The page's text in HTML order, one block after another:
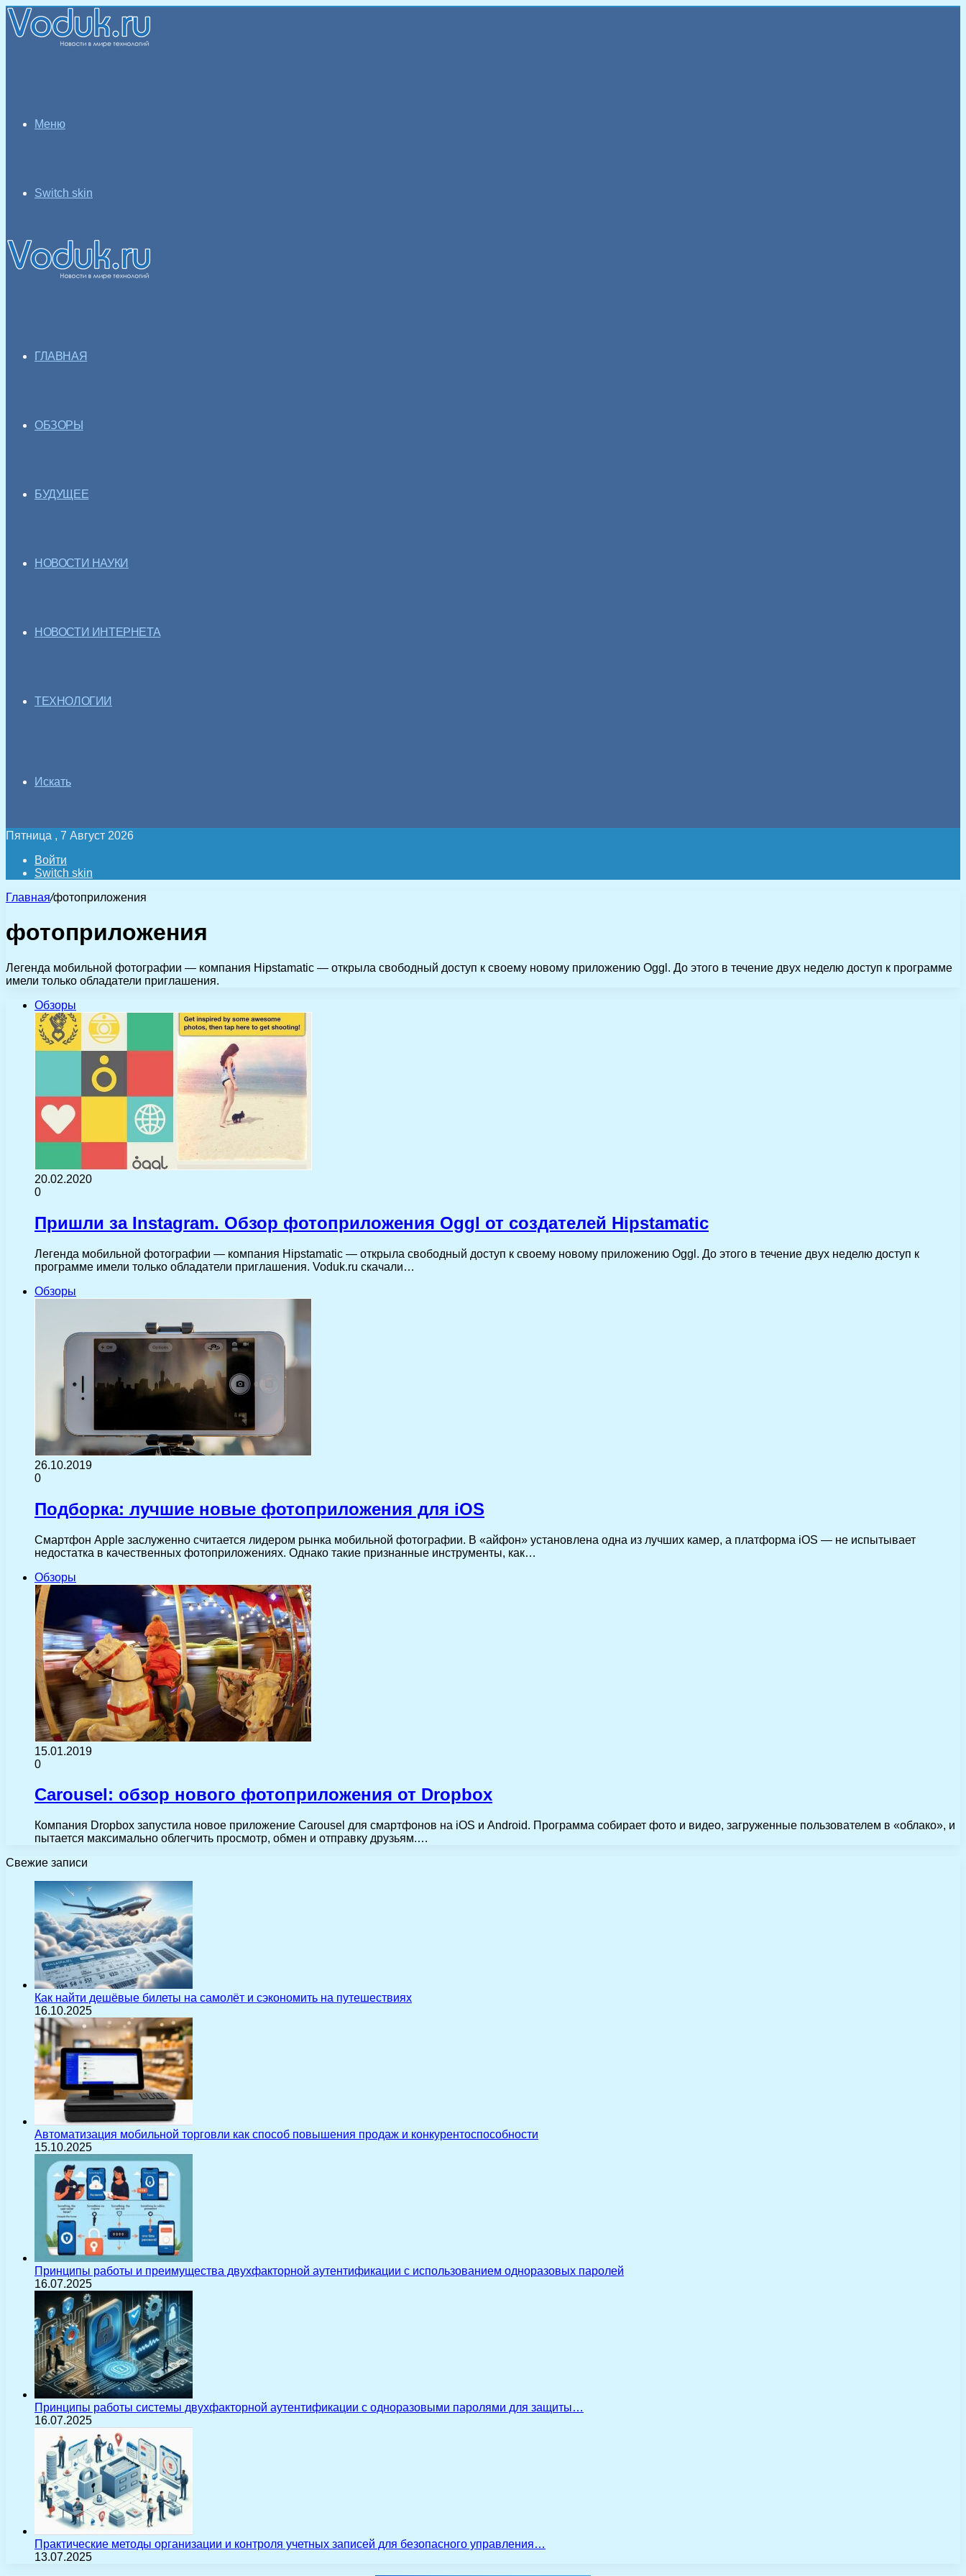
Меню
Switch skin
ГЛАВНАЯ
ОБЗОРЫ
БУДУЩЕЕ
НОВОСТИ НАУКИ
НОВОСТИ ИНТЕРНЕТА
ТЕХНОЛОГИИ
Искать
Пятница , 7 Август 2026
Войти
Switch skin
Главная/фотоприложения
фотоприложения
Легенда мобильной фотографии — компания Hipstamatic — открыла свободный доступ к своему новому приложению Oggl. До этого в течение двух неделю доступ к программе
имели только обладатели приглашения.
Обзоры
20.02.2020
0
Пришли за Instagram. Обзор фотоприложения Oggl от создателей Hipstamatic
Легенда мобильной фотографии — компания Hipstamatic — открыла свободный доступ к своему новому приложению Oggl. До этого в течение двух неделю доступ к
программе имели только обладатели приглашения. Voduk.ru скачали…
Обзоры
26.10.2019
0
Подборка: лучшие новые фотоприложения для iOS
Смартфон Apple заслуженно считается лидером рынка мобильной фотографии. В «айфон» установлена одна из лучших камер, а платформа iOS — не испытывает
недостатка в качественных фотоприложениях. Однако такие признанные инструменты, как…
Обзоры
15.01.2019
0
Carousel: обзор нового фотоприложения от Dropbox
Компания Dropbox запустила новое приложение Carousel для смартфонов на iOS и Android. Программа собирает фото и видео, загруженные пользователем в «облако», и
пытается максимально облегчить просмотр, обмен и отправку друзьям.…
Свежие записи
Как найти дешёвые билеты на самолёт и сэкономить на путешествиях
16.10.2025
Автоматизация мобильной торговли как способ повышения продаж и конкурентоспособности
15.10.2025
Принципы работы и преимущества двухфакторной аутентификации с использованием одноразовых паролей
16.07.2025
Принципы работы системы двухфакторной аутентификации с одноразовыми паролями для защиты…
16.07.2025
Практические методы организации и контроля учетных записей для безопасного управления…
13.07.2025